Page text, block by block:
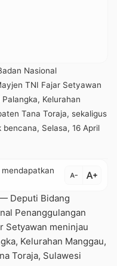
Nasional
TNI Fajar Setyawan
Kelurahan
Tana Toraja, sekaligus
Selasa, 16 April
text_decrease text_increase
— Deputi Bidang
Penanggulangan
Setyawan meninjau
Kelurahan Manggau,
Toraja, Sulawesi